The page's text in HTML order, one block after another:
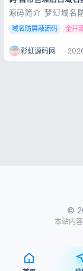
源码简介 梦幻域名
后台自定义防红接
PHP7.0+MySQL5.6
http://你的域名/
行安装 后台地址：
域名防屏蔽源码 全开
彩虹源码网
©
本站内